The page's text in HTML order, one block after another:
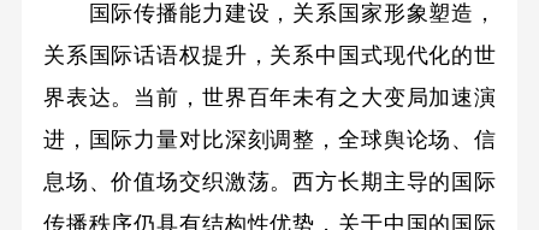
国际传播能力建设，关系国家形象塑造，
关系国际话语权提升，关系中国式现代化的世
界表达。当前，世界百年未有之大变局加速演
进，国际力量对比深刻调整，全球舆论场、信
息场、价值场交织激荡。西方长期主导的国际
传播秩序仍具有结构性优势，关于中国的国际